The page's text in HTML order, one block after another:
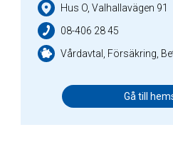
Hus O, Valhallavägen 91
08-406 28 45
Vårdavtal, Försäkring,
Gå till